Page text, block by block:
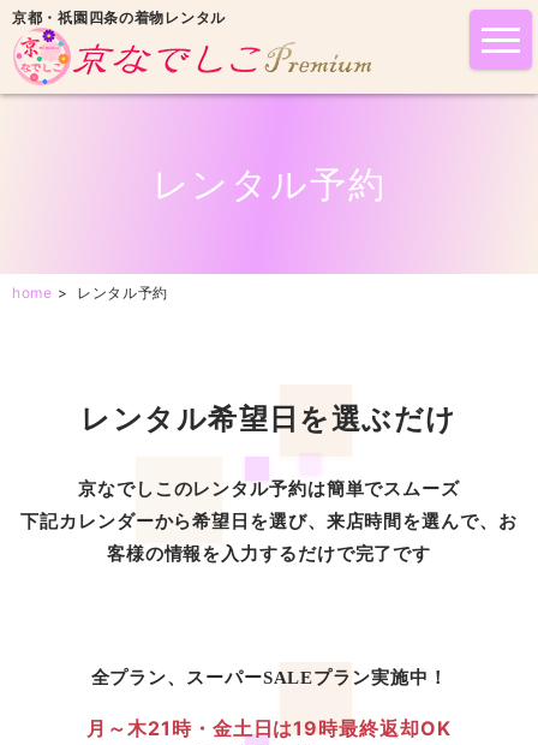
京都・祇園四条の着物レンタル
レンタル予約
home > レンタル予約
レンタル希望日を選ぶだけ
京なでしこのレンタル予約は簡単でスムーズ
下記カレンダーから希望日を選び、来店時間を選んで、お
客様の情報を入力するだけで完了です
全プラン、スーパーSALEプラン実施中！
月～木21時・金土日は19時最終返却OK